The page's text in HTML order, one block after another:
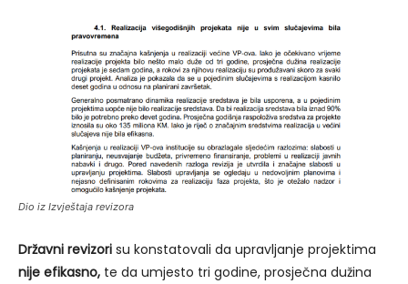
Dio iz Izvještaja revizora
Državni revizori su konstatovali da upravljanje projektima
nije efikasno, te da umjesto tri godine, prosječna dužina